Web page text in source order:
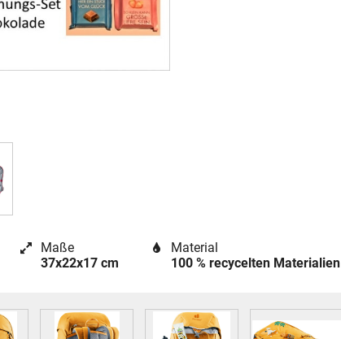
Maße
37x22x17 cm
Material
100 % recycelten Materialien